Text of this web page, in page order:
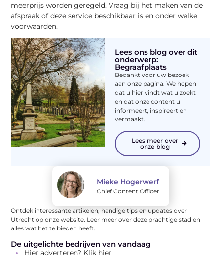
meerprijs worden geregeld. Vraag bij het maken van de
afspraak of deze service beschikbaar is en onder welke
voorwaarden.
Lees ons blog over dit
onderwerp:
Begraafplaats
Bedankt voor uw bezoek
aan onze pagina. We hopen
dat u hier vindt wat u zoekt
en dat onze content u
informeert, inspireert en
vermaakt.
Lees meer over
onze blog
Mieke Hogerwerf
Chief Content Officer
Ontdek interessante artikelen, handige tips en updates over
Utrecht op onze website. Leer meer over deze prachtige stad en
alles wat het te bieden heeft.
De uitgelichte bedrijven van vandaag
Hier adverteren? Klik hier